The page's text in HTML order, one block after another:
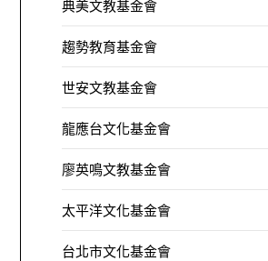
典美文教基金會
趨勢教育基金會
世安文教基金會
龍應台文化基金會
廖英鳴文教基金會
太平洋文化基金會
台北市文化基金會